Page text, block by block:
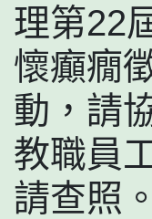
理第22
懷癲癇
動，請
教職員
請查照。